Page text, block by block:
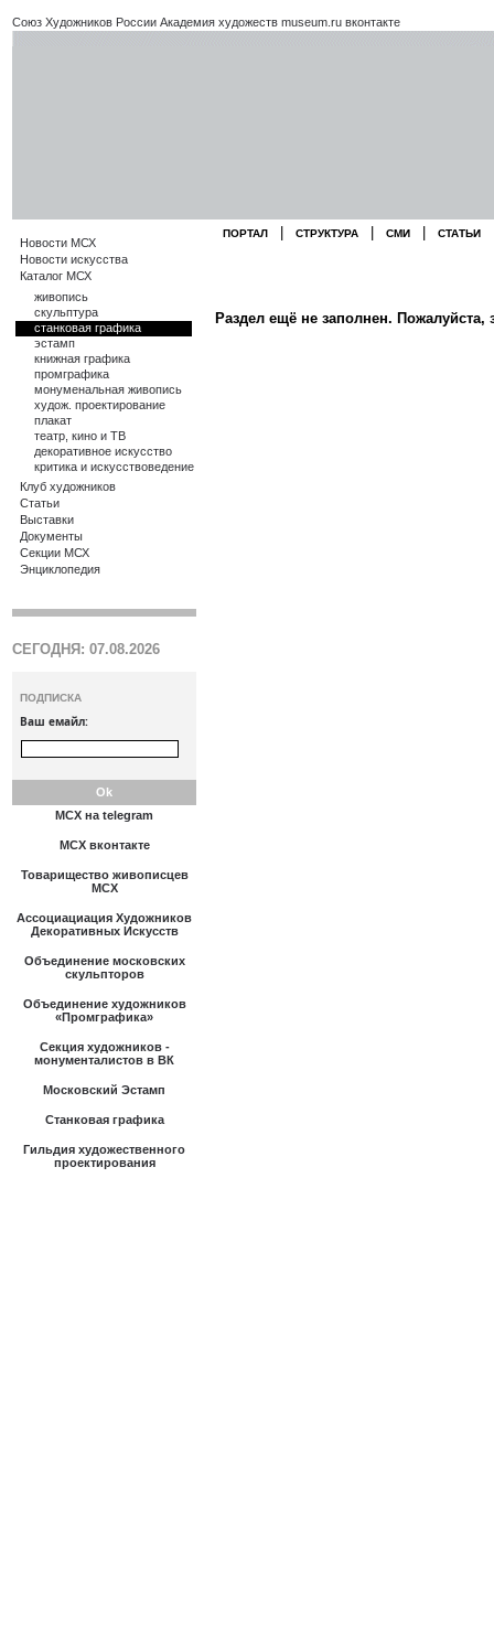
Союз Художников России Академия художеств museum.ru вконтакте
Новости МСХ
Новости искусства
Каталог МСХ
живопись
скульптура
станковая графика
эстамп
книжная графика
промграфика
монуменальная живопись
худож. проектирование
плакат
театр, кино и ТВ
декоративное искусство
критика и искусствоведение
Клуб художников
Статьи
Выставки
Документы
Секции МСХ
Энциклопедия
СЕГОДНЯ: 07.08.2026
ПОДПИСКА
Ваш емайл:
МСХ на telegram
МСХ вконтакте
Товарищество живописцев
МСХ
Ассоциациация Художников
Декоративных Искусств
Объединение московских
скульпторов
Объединение художников
«Промграфика»
Секция художников -
монументалистов в ВК
Московский Эстамп
Станковая графика
Гильдия художественного
проектирования
ПОРТАЛ СТРУКТУРА СМИ СТАТЬИ
Раздел ещё не заполнен. Пожалуйста,